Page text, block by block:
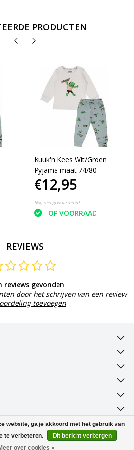
PRODUCTEN
Kuuk'n Kees Wit/Groen
Pyjama maat 74/80
€12,95
Nog niet gewaardeerd
OP VOORRAAD
REVIEWS
reviews gevonden
door het schrijven van een review
toevoegen
Online BV Powered byLightspeed
reserved byInStijl Media
website, ga je akkoord met het gebruik van
te verbeteren.
Dit bericht verbergen
over cookies »